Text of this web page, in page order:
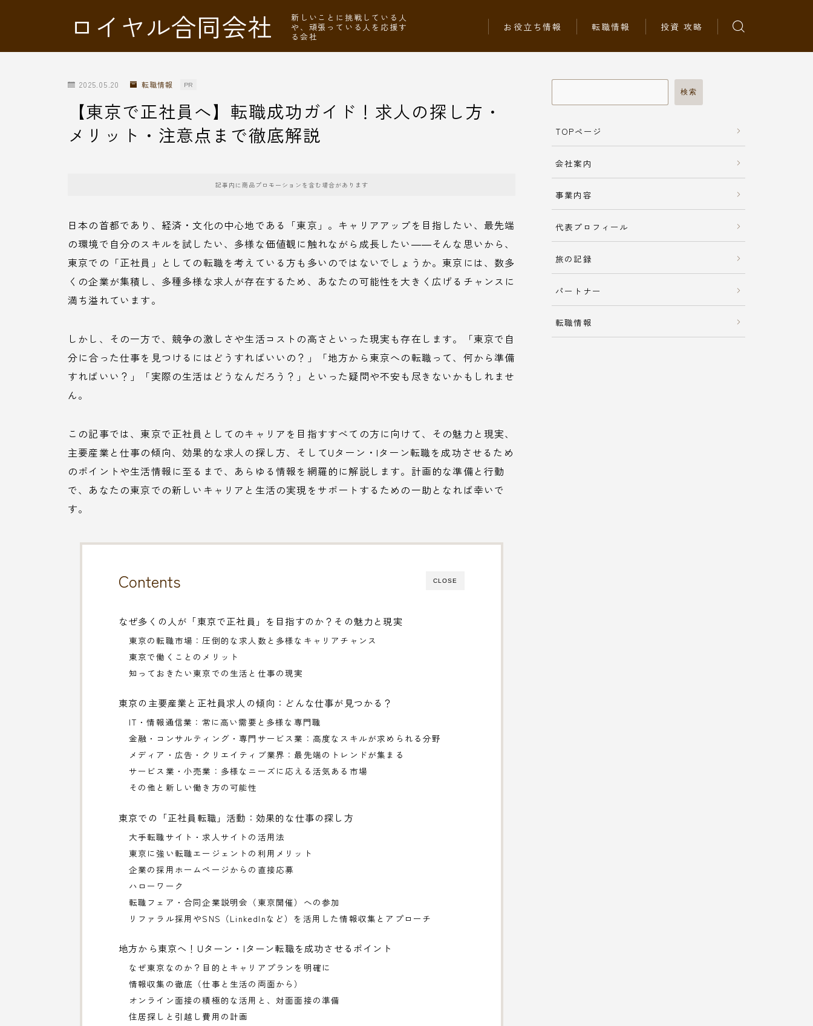
ロイヤル合同会社
新しいことに挑戦している人
や、頑張っている人を応援す
る会社
お役立ち情報 転職情報 投資 攻略
2025.05.20 転職情報 PR
【東京で正社員へ】転職成功ガイド！求人の探し方・
メリット・注意点まで徹底解説
記事内に商品プロモーションを含む場合があります
日本の首都であり、経済・文化の中心地である「東京」。キャリアアップを目指したい、最先端
の環境で自分のスキルを試したい、多様な価値観に触れながら成長したい――そんな思いから、
東京での「正社員」としての転職を考えている方も多いのではないでしょうか。東京には、数多
くの企業が集積し、多種多様な求人が存在するため、あなたの可能性を大きく広げるチャンスに
満ち溢れています。
しかし、その一方で、競争の激しさや生活コストの高さといった現実も存在します。「東京で自
分に合った仕事を見つけるにはどうすればいいの？」「地方から東京への転職って、何から準備
すればいい？」「実際の生活はどうなんだろう？」といった疑問や不安も尽きないかもしれませ
ん。
この記事では、東京で正社員としてのキャリアを目指すすべての方に向けて、その魅力と現実、
主要産業と仕事の傾向、効果的な求人の探し方、そしてUターン・Iターン転職を成功させるため
のポイントや生活情報に至るまで、あらゆる情報を網羅的に解説します。計画的な準備と行動
で、あなたの東京での新しいキャリアと生活の実現をサポートするための一助となれば幸いで
す。
CLOSE
Contents
なぜ多くの人が「東京で正社員」を目指すのか？その魅力と現実
東京の転職市場：圧倒的な求人数と多様なキャリアチャンス
東京で働くことのメリット
知っておきたい東京での生活と仕事の現実
東京の主要産業と正社員求人の傾向：どんな仕事が見つかる？
IT・情報通信業：常に高い需要と多様な専門職
金融・コンサルティング・専門サービス業：高度なスキルが求められる分野
メディア・広告・クリエイティブ業界：最先端のトレンドが集まる
サービス業・小売業：多様なニーズに応える活気ある市場
その他と新しい働き方の可能性
東京での「正社員転職」活動：効果的な仕事の探し方
大手転職サイト・求人サイトの活用法
東京に強い転職エージェントの利用メリット
企業の採用ホームページからの直接応募
ハローワーク
転職フェア・合同企業説明会（東京開催）への参加
リファラル採用やSNS（LinkedInなど）を活用した情報収集とアプローチ
地方から東京へ！Uターン・Iターン転職を成功させるポイント
なぜ東京なのか？目的とキャリアプランを明確に
情報収集の徹底（仕事と生活の両面から）
オンライン面接の積極的な活用と、対面面接の準備
住居探しと引越し費用の計画
検索
TOPページ
会社案内
事業内容
代表プロフィール
旅の記録
パートナー
転職情報